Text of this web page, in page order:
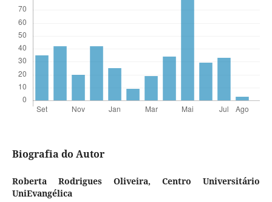
Biografia do Autor
Roberta Rodrigues Oliveira,Centro Universitário
UniEvangélica